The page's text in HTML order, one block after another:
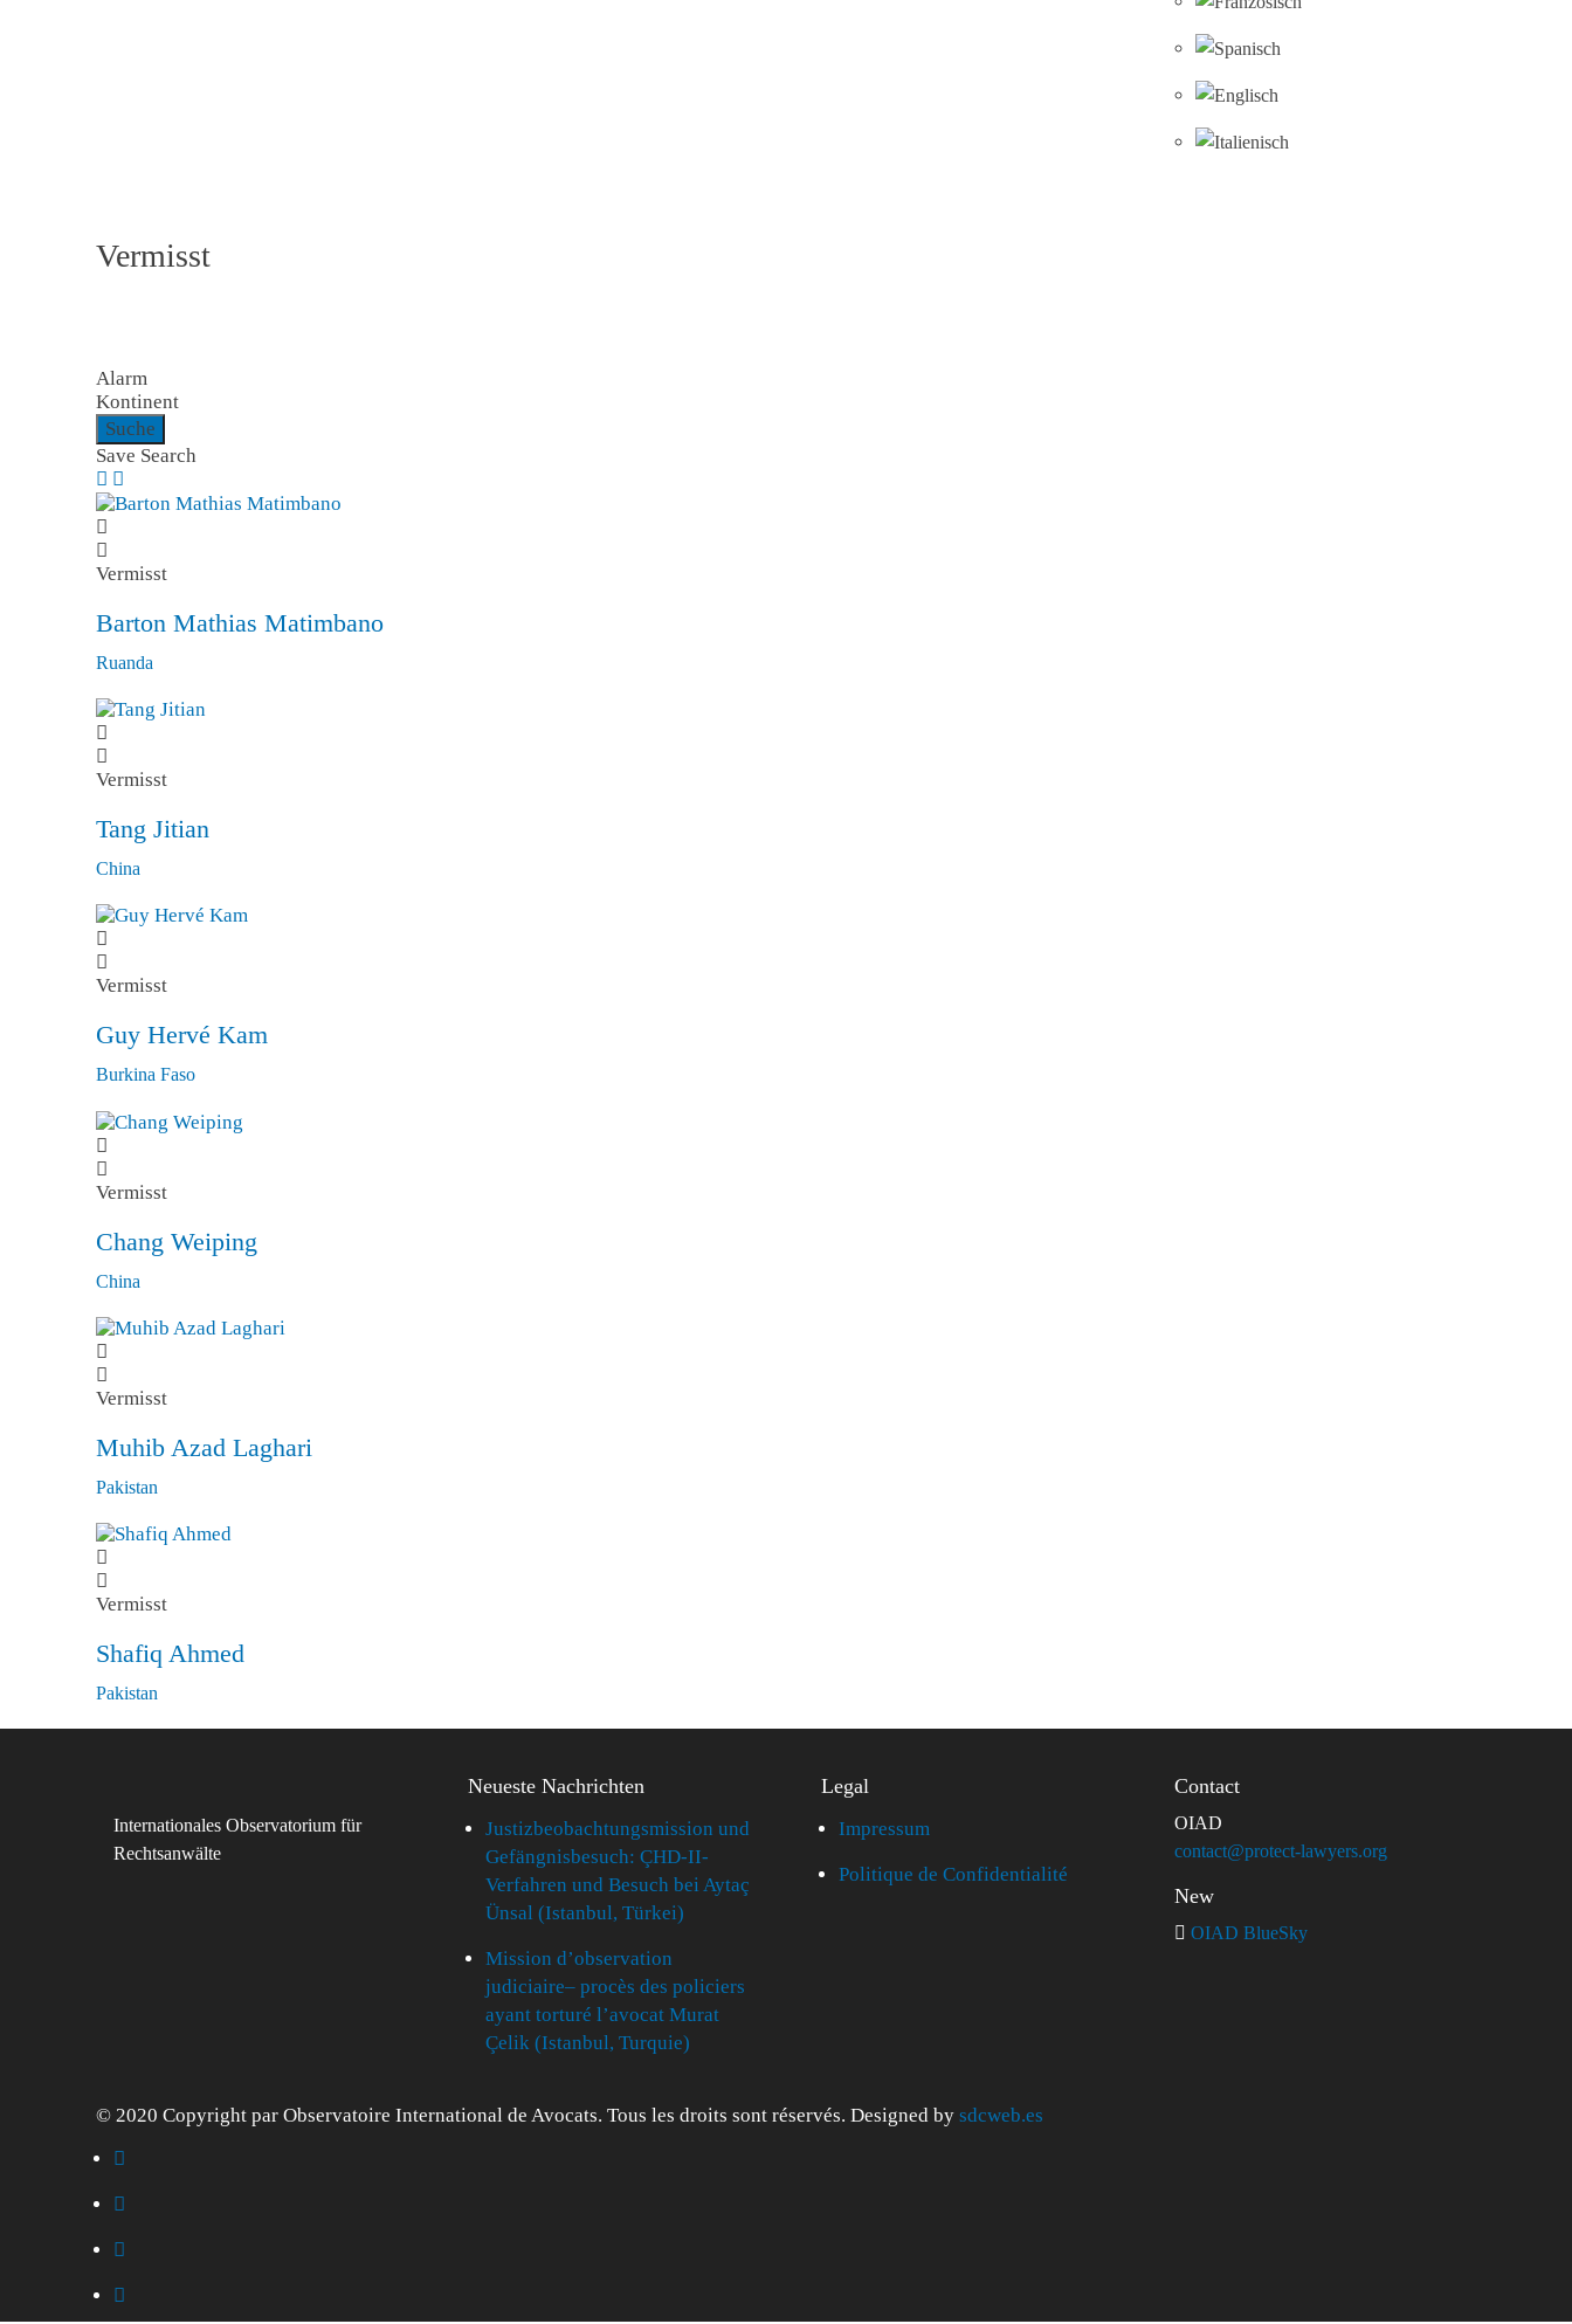
Vermisst
Alarm
Kontinent
Suche
Save Search
Vermisst
Barton Mathias Matimbano
Ruanda
Vermisst
Tang Jitian
China
Vermisst
Guy Hervé Kam
Burkina Faso
Vermisst
Chang Weiping
China
Vermisst
Muhib Azad Laghari
Pakistan
Vermisst
Shafiq Ahmed
Pakistan
Internationales Observatorium für
Rechtsanwälte
Neueste Nachrichten
Justizbeobachtungsmission und
Gefängnisbesuch: ÇHD-II-
Verfahren und Besuch bei Aytaç
Ünsal (Istanbul, Türkei)
Mission d’observation
judiciaire– procès des policiers
ayant torturé l’avocat Murat
Çelik (Istanbul, Turquie)
Legal
Impressum
Politique de Confidentialité
Contact
OIAD
contact@protect-lawyers.org
New
OIAD BlueSky
© 2020 Copyright par Observatoire International de Avocats. Tous les droits sont réservés. Designed bysdcweb.es